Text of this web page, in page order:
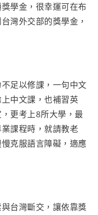
學金，很幸運可在布
灣外交部的獎學金，
足以修課，一句中文
中文課，也補習英
更考上8所大學，最
課程時，就請教老
克服語言障礙，適應
台灣斷交，讓依靠獎